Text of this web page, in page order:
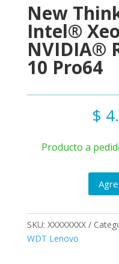
New
Intel®
NVIDIA®
10 Pro64
$
Producto a
SKU: XXXXXXXX
WDT Lenovo